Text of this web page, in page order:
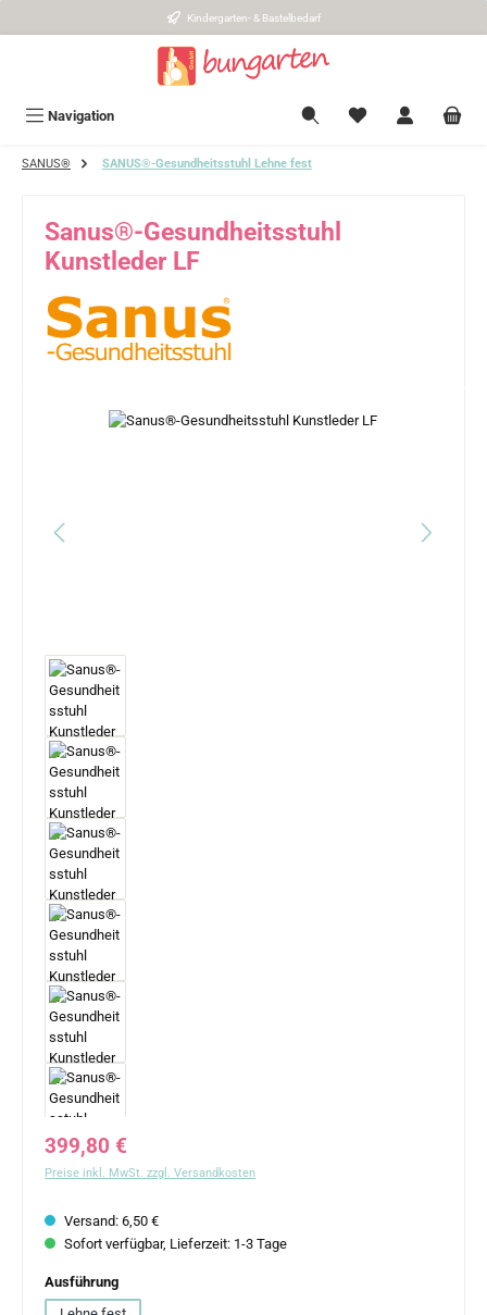
Kindergarten- & Bastelbedarf
Navigation
SANUS® SANUS®-Gesundheitsstuhl Lehne fest
Sanus®-Gesundheitsstuhl
Kunstleder LF
Bildergalerie überspringen
Regulärer Preis:
399,80 €
Preise inkl. MwSt. zzgl. Versandkosten
Versand: 6,50 €
Sofort verfügbar, Lieferzeit: 1-3 Tage
Ausführungauswählen